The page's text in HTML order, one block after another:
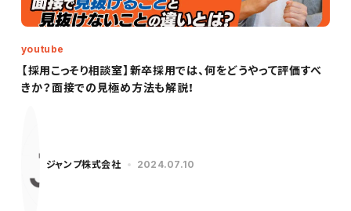
【採用こっそり相談室】新卒採用では、何をどうやって評価すべ
きか？面接での見極め方法も解説！
youtube
ジャンプ株式会社 2024.07.10